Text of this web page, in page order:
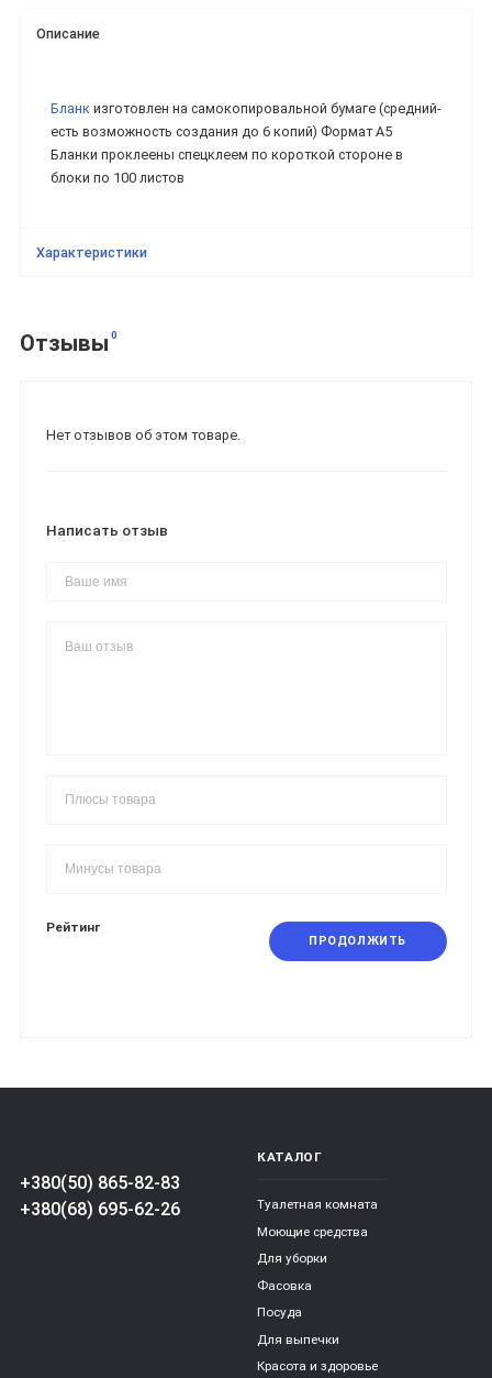
Описание
Бланк изготовлен на самокопировальной бумаге (средний-
есть возможность создания до 6 копий) Формат А5
Бланки проклеены спецклеем по короткой стороне в
блоки по 100 листов
Характеристики
Отзывы 0
Нет отзывов об этом товаре.
Написать отзыв
Рейтинг
ПРОДОЛЖИТЬ
+380(50) 865-82-83
+380(68) 695-62-26
КАТАЛОГ
Туалетная комната
Моющие средства
Для уборки
Фасовка
Посуда
Для выпечки
Красота и здоровье